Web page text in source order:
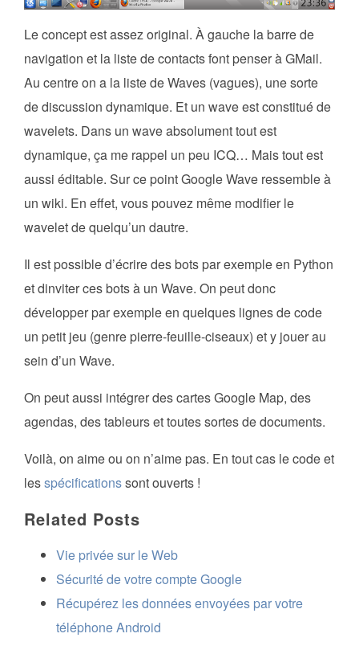
Le concept est assez original. À gauche la barre de
navigation et la liste de contacts font penser à GMail.
Au centre on a la liste de Waves (vagues), une sorte
de discussion dynamique. Et un wave est constitué de
wavelets. Dans un wave absolument tout est
dynamique, ça me rappel un peu ICQ… Mais tout est
aussi éditable. Sur ce point Google Wave ressemble à
un wiki. En effet, vous pouvez même modifier le
wavelet de quelqu’un dautre.
Il est possible d’écrire des bots par exemple en Python
et dinviter ces bots à un Wave. On peut donc
développer par exemple en quelques lignes de code
un petit jeu (genre pierre-feuille-ciseaux) et y jouer au
sein d’un Wave.
On peut aussi intégrer des cartes Google Map, des
agendas, des tableurs et toutes sortes de documents.
Voilà, on aime ou on n’aime pas. En tout cas le code et
lesspécificationssont ouverts !
Related Posts
Vie privée sur le Web
Sécurité de votre compte Google
Récupérez les données envoyées par votre
téléphone Android